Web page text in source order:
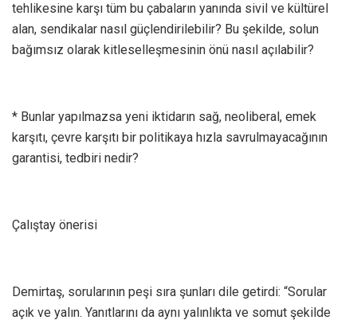
tehlikesine karşı tüm bu çabaların yanında sivil ve kültürel
alan, sendikalar nasıl güçlendirilebilir? Bu şekilde, solun
bağımsız olarak kitleselleşmesinin önü nasıl açılabilir?
* Bunlar yapılmazsa yeni iktidarın sağ, neoliberal, emek
karşıtı, çevre karşıtı bir politikaya hızla savrulmayacağının
garantisi, tedbiri nedir?
Çalıştay önerisi
Demirtaş, sorularının peşi sıra şunları dile getirdi: “Sorular
açık ve yalın. Yanıtlarını da aynı yalınlıkta ve somut şekilde